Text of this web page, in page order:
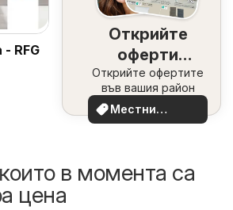
RFG
Открийте
оферти
наблизо
Открийте офертите
във вашия район
Местни
оферти
в момента са
цена